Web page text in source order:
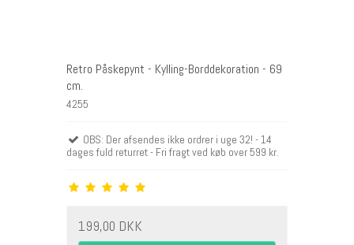
Retro Påskepynt - Kylling-Borddekoration - 69
cm.
4255
OBS: Der afsendes ikke ordrer i uge 32! - 14
dages fuld returret - Fri fragt ved køb over 599 kr.
199,00 DKK